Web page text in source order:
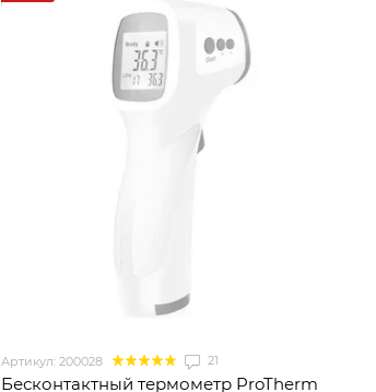
Артикул: 200028 21
Бесконтактный термометр ProTherm